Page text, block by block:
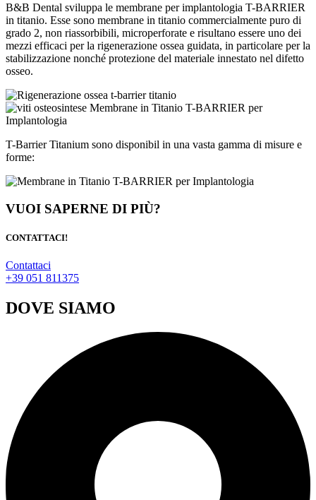
B&B Dental sviluppa le membrane per implantologia T-BARRIER
in titanio. Esse sono membrane in titanio commercialmente puro di
grado 2, non riassorbibili, microperforate e risultano essere uno dei
mezzi efficaci per la rigenerazione ossea guidata, in particolare per la
stabilizzazione nonché protezione del materiale innestato nel difetto
osseo.
T-Barrier Titanium sono disponibil in una vasta gamma di misure e
forme:
VUOI SAPERNE DI PIÙ?
CONTATTACI!
Contattaci
+39 051 811375
DOVE SIAMO